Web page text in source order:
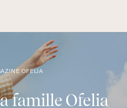
OFELIA
famille Ofelia